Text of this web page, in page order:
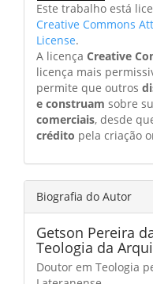
Este trabalho está
Creative Commons
License.
A licença Creative
licença mais
permite que outros
e construam sobre
comerciais, desde
crédito pela criação
Biografia do Autor
Getson Pereira
Teologia da
Doutor em Teologia